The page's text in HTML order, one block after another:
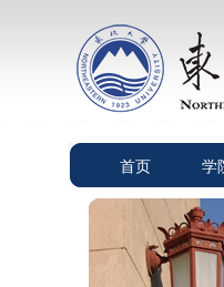
首页 学